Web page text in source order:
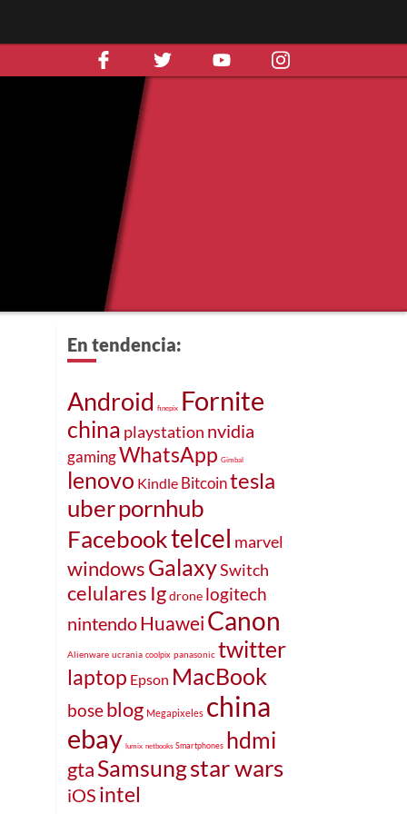
En tendencia:
Android finepix Fornite
china playstation nvidia
gamingWhatsApp Gimbal
lenovo Kindle Bitcointesla
uberpornhub
Facebooktelcel marvel
windowsGalaxySwitch
celulares Igdrone logitech
nintendoHuawei Canon
Alienware ucrania coolpix panasonic twitter
laptop Epson MacBook
boseblog Megapixeles china
ebay lumix netbooks Smartphones hdmi
gtaSamsungstar wars
iOS intel